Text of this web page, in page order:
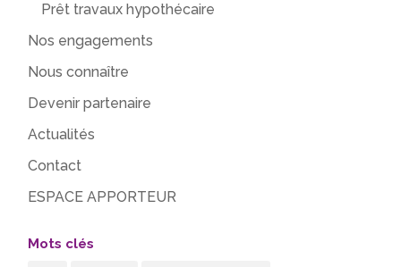
Prêt travaux hypothécaire
Nos engagements
Nous connaître
Devenir partenaire
Actualités
Contact
ESPACE APPORTEUR
Mots clés